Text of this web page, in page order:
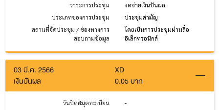
วาระการประชุม
งดจ่ายเงินปันผล
ประเภทของการประชุม
ประชุมสามัญ
สถานที่จัดประชุม / ช่องทางการ
สอบถามข้อมูล
โดยเป็นการประชุมผ่านสื่อ
อิเล็กทรอนิกส์
03 มี.ค. 2566
XD
เงินปันผล
0.05 บาท
วันปิดสมุดทะเบียน
-